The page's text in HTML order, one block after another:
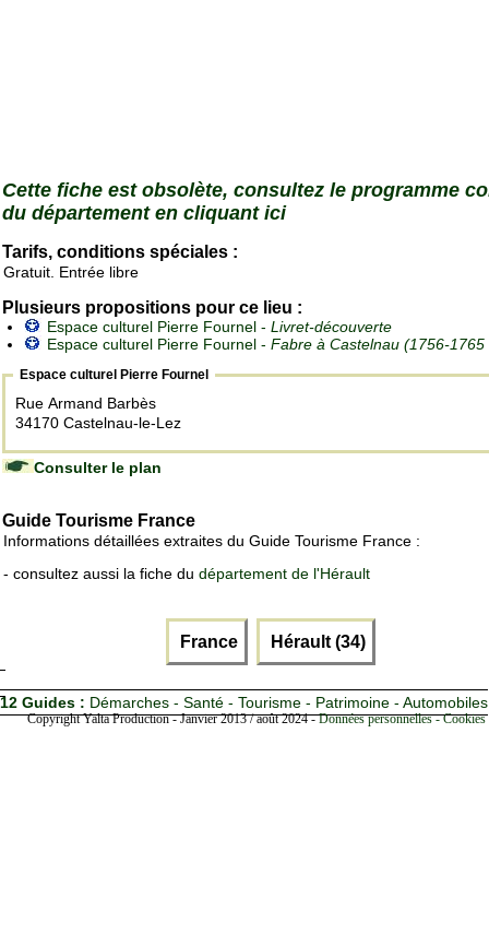
Cette fiche est obsolète, consultez le programme
du département en cliquant ici
Tarifs, conditions spéciales :
Gratuit. Entrée libre
Plusieurs propositions pour ce lieu :
Espace culturel Pierre Fournel - Livret-découverte
Espace culturel Pierre Fournel - Fabre à Castelnau (1756-1765
Espace culturel Pierre Fournel
Rue Armand Barbès
34170 Castelnau-le-Lez
Consulter le plan
Guide Tourisme France
Informations détaillées extraites du Guide Tourisme France :
- consultez aussi la fiche du département de l'Hérault
France Hérault (34)
12 Guides : Démarches - Santé - Tourisme - Patrimoine - Automobiles
Copyright Yalta Production - Janvier 2013 / août 2024 -Données personnelles -